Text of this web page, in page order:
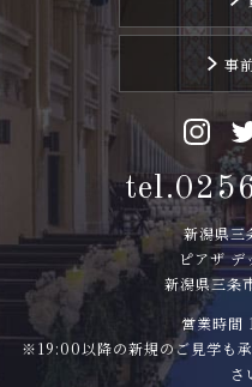
事
新潟県三
ピアザ デ
新潟県三条
営業時
※19:00以降の新規のご見学も
さ